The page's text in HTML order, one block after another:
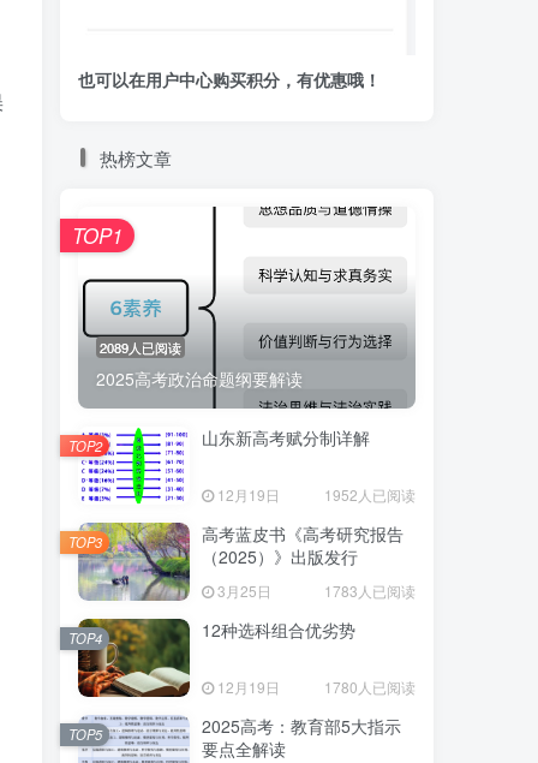
也可以在用户中心购买积分，有优惠哦！
热榜文章
2089人已阅读
2025高考政治命题纲要解读
TOP1
山东新高考赋分制详解
12月19日 1952人已阅读
TOP2
高考蓝皮书《高考研究报告
（2025）》出版发行
3月25日 1783人已阅读
TOP3
12种选科组合优劣势
12月19日 1780人已阅读
TOP4
2025高考：教育部5大指示
要点全解读
TOP5